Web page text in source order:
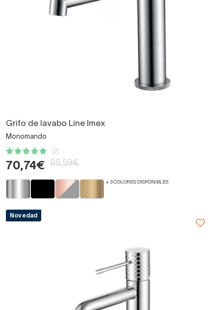
Grifo de lavabo Line Imex
Monomando
(2)
70,74€ 95,59€
+ 3 COLORES DISPONIBLES
Novedad